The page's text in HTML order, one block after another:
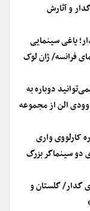
و آثارش
یاغی سینمایی
فرانسه/ ژان لوک
دوباره به
الن از مجموعه
کارلووی واری
دو سینماگر بزرگ
گدار/ گلستان و